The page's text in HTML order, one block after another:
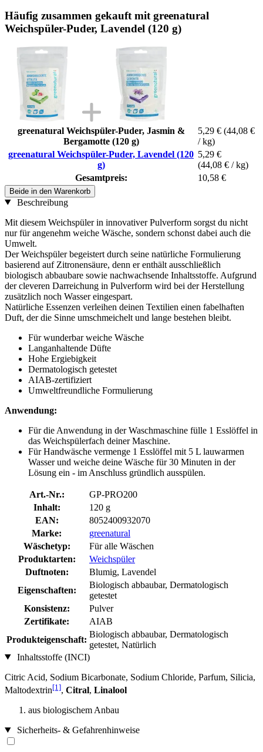
Häufig zusammen gekauft mit greenatural
Weichspüler-Puder, Lavendel (120 g)
greenatural Weichspüler-Puder, Jasmin &
Bergamotte (120 g)
5,29 € (44,08 €
/ kg)
greenatural Weichspüler-Puder, Lavendel (120
g)
5,29 €
(44,08 € / kg)
Gesamtpreis:
10,58 €
Beide in den Warenkorb
Beschreibung
Mit diesem Weichspüler in innovativer Pulverform sorgst du nicht
nur für angenehm weiche Wäsche, sondern schonst dabei auch die
Umwelt.
Der Weichspüler begeistert durch seine natürliche Formulierung
basierend auf Zitronensäure, denn er enthält ausschließlich
biologisch abbaubare sowie nachwachsende Inhaltsstoffe. Aufgrund
der cleveren Darreichung in Pulverform wird bei der Herstellung
zusätzlich noch Wasser eingespart.
Natürliche Essenzen verleihen deinen Textilien einen fabelhaften
Duft, der die Sinne umschmeichelt und lange bestehen bleibt.
Für wunderbar weiche Wäsche
Langanhaltende Düfte
Hohe Ergiebigkeit
Dermatologisch getestet
AIAB-zertifiziert
Umweltfreundliche Formulierung
Anwendung:
Für die Anwendung in der Waschmaschine fülle 1 Esslöffel in
das Weichspülerfach deiner Maschine.
Für Handwäsche vermenge 1 Esslöffel mit 5 L lauwarmen
Wasser und weiche deine Wäsche für 30 Minuten in der
Lösung ein - im Anschluss gründlich ausspülen.
Art.-Nr.:
GP-PRO200
Inhalt:
120 g
EAN:
8052400932070
Marke:
greenatural
Wäschetyp:
Für alle Wäschen
Produktarten:
Weichspüler
Duftnoten:
Blumig, Lavendel
Eigenschaften:
Biologisch abbaubar, Dermatologisch
getestet
Konsistenz:
Pulver
Zertifikate:
AIAB
Produkteigenschaft:
Biologisch abbaubar, Dermatologisch
getestet, Natürlich
Inhaltsstoffe (INCI)
Citric Acid, Sodium Bicarbonate, Sodium Chloride, Parfum, Silicia,
Maltodextrin[1], Citral, Linalool
aus biologischem Anbau
Sicherheits- & Gefahrenhinweise